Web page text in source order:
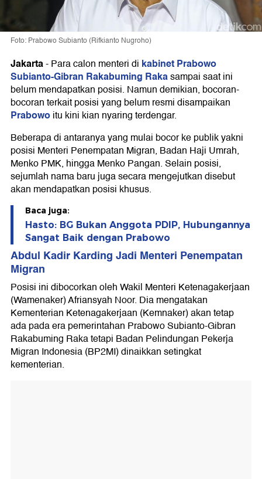
Foto: Prabowo Subianto (Rifkianto Nugroho)
Jakarta-Para calon menteri di kabinet Prabowo
Subianto-Gibran Rakabuming Rakasampai saat ini
belum mendapatkan posisi. Namun demikian, bocoran-
bocoran terkait posisi yang belum resmi disampaikan
Prabowoitu kini kian nyaring terdengar.
Beberapa di antaranya yang mulai bocor ke publik yakni
posisi Menteri Penempatan Migran, Badan Haji Umrah,
Menko PMK, hingga Menko Pangan. Selain posisi,
sejumlah nama baru juga secara mengejutkan disebut
akan mendapatkan posisi khusus.
Baca juga:
Hasto: BG Bukan Anggota PDIP, Hubungannya
Sangat Baik dengan Prabowo
Abdul Kadir Karding Jadi Menteri Penempatan
Migran
Posisi ini dibocorkan oleh Wakil Menteri Ketenagakerjaan
(Wamenaker) Afriansyah Noor. Dia mengatakan
Kementerian Ketenagakerjaan (Kemnaker) akan tetap
ada pada era pemerintahan Prabowo Subianto-Gibran
Rakabuming Raka tetapi Badan Pelindungan Pekerja
Migran Indonesia (BP2MI) dinaikkan setingkat
kementerian.